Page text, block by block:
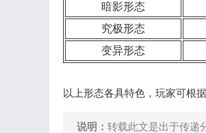
暗影形态
究极形态
变异形态
以上形态各具特色，玩家可根
说明： 转载此文是出于传递